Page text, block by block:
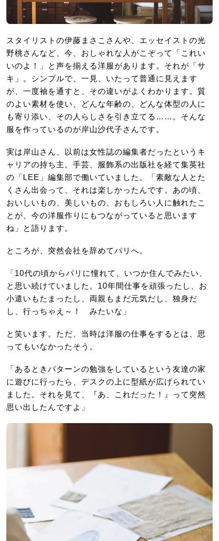
スタイリストの伊藤まさこさんや、エッセイストの光
野桃さんなど、今、おしゃれな人がこぞって「これい
いのよ！」と声を揃える洋服があります。それが「サ
キ」。シンプルで、一見、いたって普通に見えます
が、一度袖を通すと、その違いがよくわかります。質
のよい素材を使い、どんな年齢の、どんな体型の人に
も寄り添い、その人らしさを引き立てる……。そんな
服を作っているのが岸山沙代子さんです。
実は岸山さん、以前は女性誌の編集者だったというキ
ャリアの持ち主。手芸、服飾系の出版社を経て集英社
の「LEE」編集部で働いていました。「素敵な人とた
くさん出会って、それは楽しかったんです。あの頃、
おいしいもの、美しいもの、おもしろい人に触れたこ
とが、今の洋服作りにもつながっていると思います
ね」と語ります。
ところが、突然会社を辞めてパリへ。
「10代の頃からパリに憧れて、いつか住んでみたい、
と思い続けていました。10年間仕事を頑張ったし、お
小遣いもたまったし、両親もまだ元気だし、独身だ
し、行っちゃえ～！ みたいな」
と笑います。ただ、当時は洋服の仕事をするとは、思
ってもいなかったそう。
「あるときパターンの勉強をしているという友達の家
に遊びに行ったら、デスクの上に型紙が広げられてい
ました。それを見て、『あ、これだった！』って突然
思い出したんですよ」